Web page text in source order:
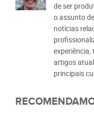
de ser
o assunto
notícias
experiência,
artigos
principais